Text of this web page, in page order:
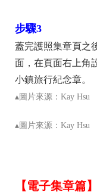
步驟3
蓋完護照集章頁之
面，在頁面右上角
小鎮旅行紀念章。
▴圖片來源：Kay Hsu
▴圖片來源：Kay Hsu
【電子集章篇】